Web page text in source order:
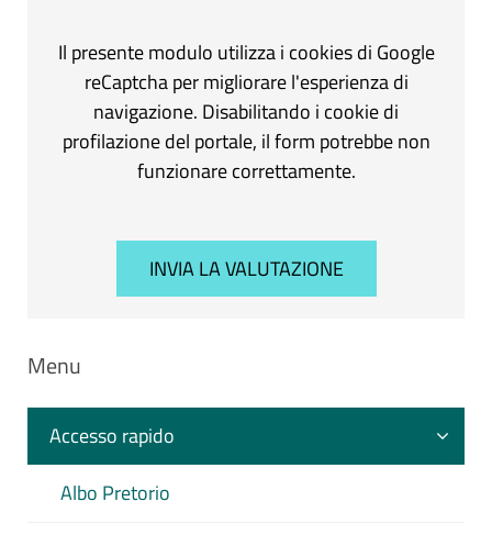
Il presente modulo utilizza i cookies di Google
reCaptcha per migliorare l'esperienza di
navigazione. Disabilitando i cookie di
profilazione del portale, il form potrebbe non
funzionare correttamente.
Menu
Accesso rapido
Albo Pretorio